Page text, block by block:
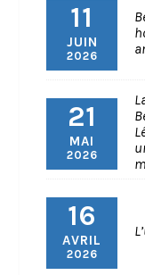
11
JUIN
2026
21
MAI
2026
16
AVRIL
2026